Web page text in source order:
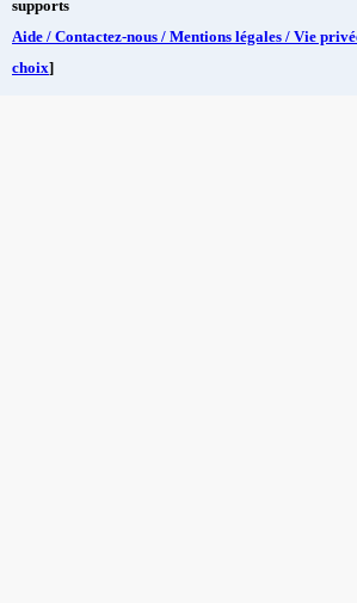
supports
Aide / Contactez-nous / Mentions légales / Vie
choix]